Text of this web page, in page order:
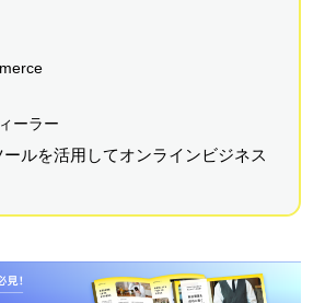
ーラー
ルを活用してオンラインビジネス